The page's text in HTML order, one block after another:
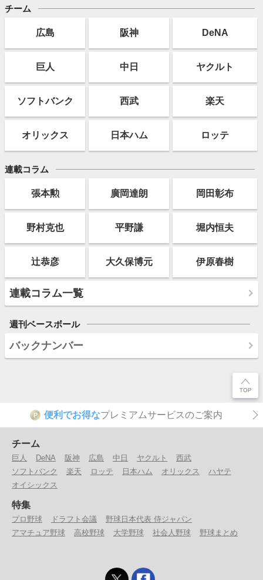
チーム
広島 阪神 DeNA
巨人 中日 ヤクルト
ソフトバンク 西武 楽天
オリックス 日本ハム ロッテ
連載コラム
張本勲 廣岡達朗 岡田彰布
野村克也 平野謙 堀内恒夫
辻恭彦 大久保博元 伊原春樹
連載コラム一覧
週刊ベースボール
バックナンバー
P 便利でお得なプレミアムサービスのご案内
チーム
巨人 DeNA 阪神 広島 中日 ヤクルト
西武
ソフトバンク
楽天 ロッテ 日本ハム オリックス
ハヤテ
オイシックス
特集
プロ野球 ドラフト会議
野球日本代表 侍ジャパン
アマチュア野球
高校野球 大学野球 社会人野球 野球まとめ